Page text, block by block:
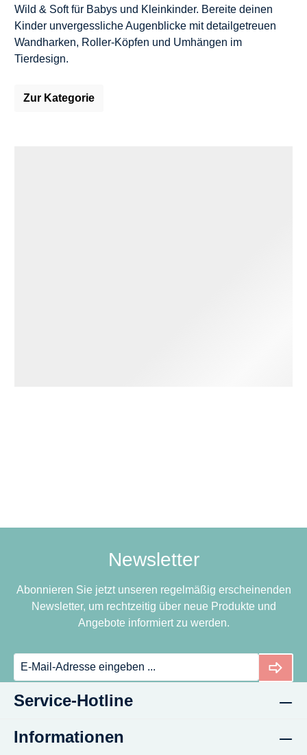
Wild & Soft für Babys und Kleinkinder. Bereite deinen
Kinder unvergessliche Augenblicke mit detailgetreuen
Wandharken, Roller-Köpfen und Umhängen im
Tierdesign.
Zur Kategorie
Newsletter
Abonnieren Sie jetzt unseren regelmäßig erscheinenden
Newsletter, um rechtzeitig über neue Produkte und
Angebote informiert zu werden.
Service-Hotline
Informationen